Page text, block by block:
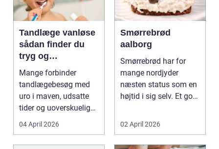
Tandlæge vanløse
sådan finder du
tryg og
professionel
tandpleje
Mange forbinder
tandlægebesøg med
uro i maven, udsatte
tider og uoverskuelige
priser. Samtidig ved
04 April 2026
Smørrebrød
aalborg
Smørrebrød har for
mange nordjyder
næsten status som en
højtid i sig selv. Et godt
02 April 2026